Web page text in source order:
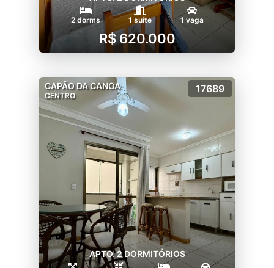
2 dorms 1 suíte 1 vaga
R$ 620.000
CAPÃO DA CANOA
CENTRO
17689
APTO. 2 DORMITÓRIOS